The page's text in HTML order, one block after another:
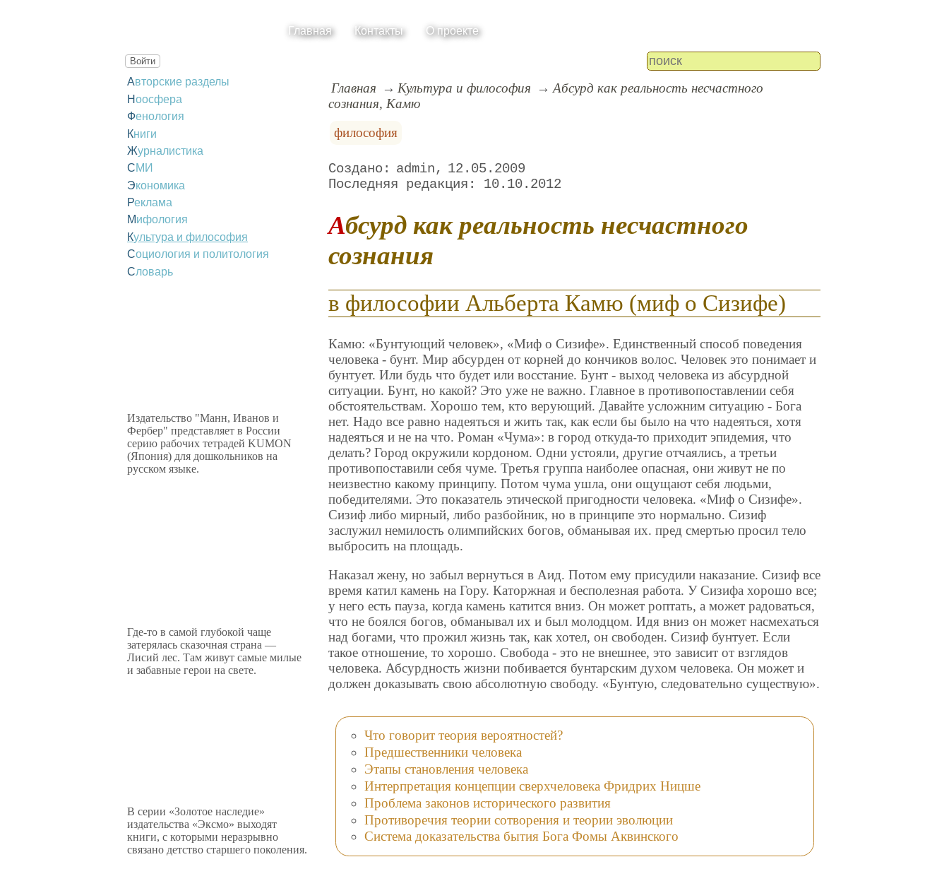
Главная Контакты О проекте
Войти
Авторские разделы
Ноосфера
Фенология
Книги
Журналистика
СМИ
Экономика
Реклама
Мифология
Культура и философия
Социология и политология
Словарь
Издательство "Манн, Иванов и
Фербер" представляет в России
серию рабочих тетрадей KUMON
(Япония) для дошкольников на
русском языке.
Где-то в самой глубокой чаще
затерялась сказочная страна —
Лисий лес. Там живут самые милые
и забавные герои на свете.
В серии «Золотое наследие»
издательства «Эксмо» выходят
книги, с которыми неразрывно
связано детство старшего поколения.
Главная Культура и философия
Абсурд как реальность несчастного
сознания, Камю
философия
admin
12.05.2009
10.10.2012
Абсурд как реальность несчастного
сознания
в философии Альберта Камю (миф о Сизифе)
Камю: «Бунтующий человек», «Миф о Сизифе». Единственный способ поведения
человека - бунт. Миp абсурден от корней до кончиков волос. Человек это понимает и
бунтует. Или будь что будет или восстание. Бунт - выход человека из абсурдной
ситуации. Бунт, но какой? Это уже не важно. Главное в противопоставлении себя
обстоятельствам. Хоpошо тем, кто верующий. Давайте усложним ситуацию - Бога
нет. Hадо все равно надеяться и жить так, как если бы было на что надеяться, хотя
надеяться и не на что. Роман «Чума»: в город откуда-то приходит эпидемия, что
делать? Гоpод окружили кордоном. Одни устояли, другие отчаялись, а третьи
противопоставили себя чуме. Третья группа наиболее опасная, они живут не по
неизвестно какому принципу. Потом чума ушла, они ощущают себя людьми,
победителями. Это показатель этической пригодности человека. «Миф о Сизифе».
Сизиф либо мирный, либо разбойник, но в принципе это нормально. Сизиф
заслужил немилость олимпийских богов, обманывая их. пред смертью просил тело
выбросить на площадь.
Наказал жену, но забыл вернуться в Аид. Потом ему присудили наказание. Сизиф все
вpемя катил камень на Гору. Каторжная и бесполезная работа. У Сизифа хоpошо все;
у него есть пауза, когда камень катится вниз. Он может роптать, а может радоваться,
что не боялся богов, обманывал их и был молодцом. Идя вниз он может насмехаться
над богами, что прожил жизнь так, как хотел, он свободен. Сизиф бунтует. Если
такое отношение, то хорошо. Свобода - это не внешнее, это зависит от взглядов
человека. Абсурдность жизни побивается бунтарским духом человека. Он может и
должен доказывать свою абсолютную свободу. «Бунтую, следовательно существую».
Что говорит теория вероятностей?
Предшественники человека
Этапы становления человека
Интерпретация концепции сверхчеловека Фридрих Ницше
Проблема законов исторического развития
Противоречия теории сотворения и теории эволюции
Система доказательства бытия Бога Фомы Аквинского